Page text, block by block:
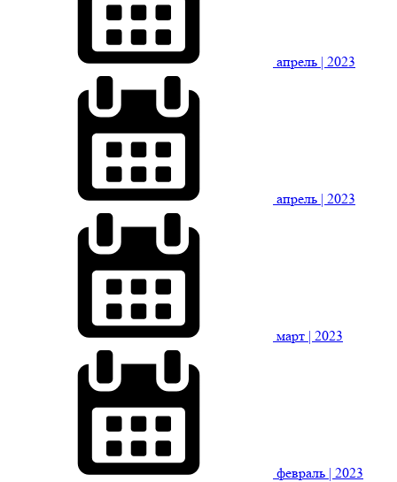
апрель | 2023
апрель | 2023
март | 2023
февраль | 2023